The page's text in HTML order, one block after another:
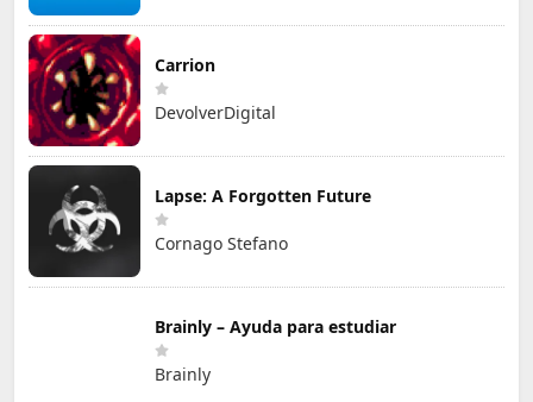
Carrion
DevolverDigital
Lapse: A Forgotten Future
Cornago Stefano
Brainly – Ayuda para estudiar
Brainly